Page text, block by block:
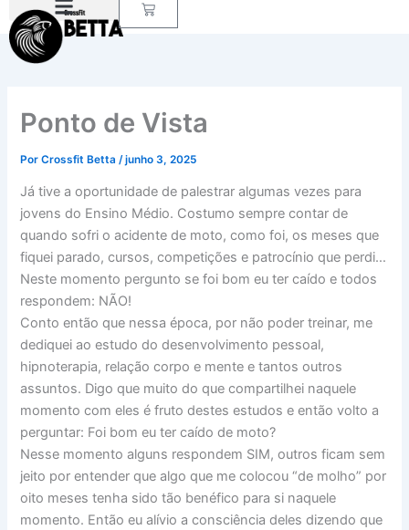
para
Carrinho
Ponto de Vista
PorCrossfit Betta/junho 3, 2025
Já tive a oportunidade de palestrar algumas vezes para
jovens do Ensino Médio. Costumo sempre contar de
quando sofri o acidente de moto, como foi, os meses que
fiquei parado, cursos, competições e patrocínio que perdi…
Neste momento pergunto se foi bom eu ter caído e todos
respondem: NÃO!
Conto então que nessa época, por não poder treinar, me
dediquei ao estudo do desenvolvimento pessoal,
hipnoterapia, relação corpo e mente e tantos outros
assuntos. Digo que muito do que compartilhei naquele
momento com eles é fruto destes estudos e então volto a
perguntar: Foi bom eu ter caído de moto?
Nesse momento alguns respondem SIM, outros ficam sem
jeito por entender que algo que me colocou “de molho” por
oito meses tenha sido tão benéfico para si naquele
momento. Então eu alívio a consciência deles dizendo que